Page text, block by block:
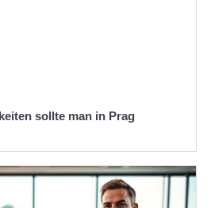
sollte man in Prag